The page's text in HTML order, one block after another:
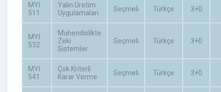
MYİ
511
Yalın Üretim
Uygulamaları
Seçmeli Türkçe 3+0
MYİ
532
Mühendislikte
Zeki
Sistemler
Seçmeli Türkçe 3+0
MYİ
541
Çok Kriterli
Karar Verme
Seçmeli Türkçe 3+0